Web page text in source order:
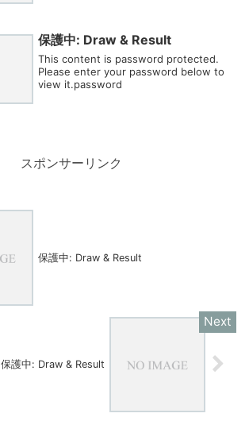
保護中: Draw & Result
This content is password protected.
Please enter your password below to
view it.password
スポンサーリンク
保護中: Draw & Result
保護中: Draw & Result